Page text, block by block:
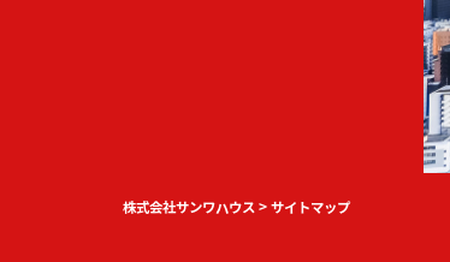
株式会社サンワハウス > サイトマップ